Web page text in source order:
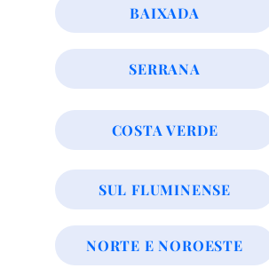
BAIXADA
SERRANA
COSTA VERDE
SUL FLUMINENSE
NORTE E NOROESTE